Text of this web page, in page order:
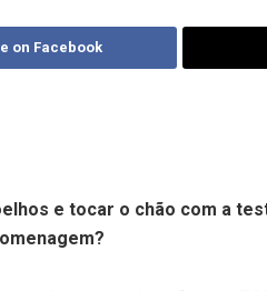
on Facebook
e tocar o chão com a